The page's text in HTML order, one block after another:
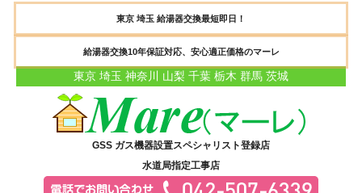
東京 埼玉 給湯器交換最短即日！
給湯器交換10年保証対応、安心適正価格のマーレ
東京 埼玉 神奈川 山梨 千葉 栃木 群馬 茨城
GSS ガス機器設置スペシャリスト登録店
水道局指定工事店